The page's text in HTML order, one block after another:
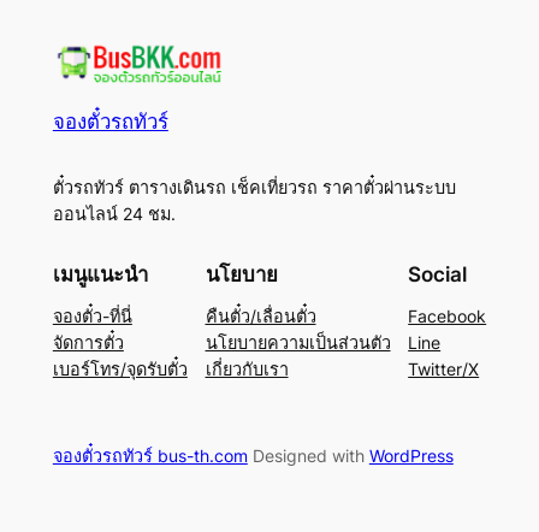
จองตั๋วรถทัวร์
ตั๋วรถทัวร์ ตารางเดินรถ เช็คเที่ยวรถ ราคาตั๋วผ่านระบบ
ออนไลน์ 24 ชม.
เมนูแนะนำ
จองตั๋ว-ที่นี่
จัดการตั๋ว
เบอร์โทร/จุดรับตั๋ว
นโยบาย
คืนตั๋ว/เลื่อนตั๋ว
นโยบายความเป็นส่วนตัว
เกี่ยวกับเรา
Social
Facebook
Line
Twitter/X
จองตั๋วรถทัวร์ bus-th.comDesigned with WordPress